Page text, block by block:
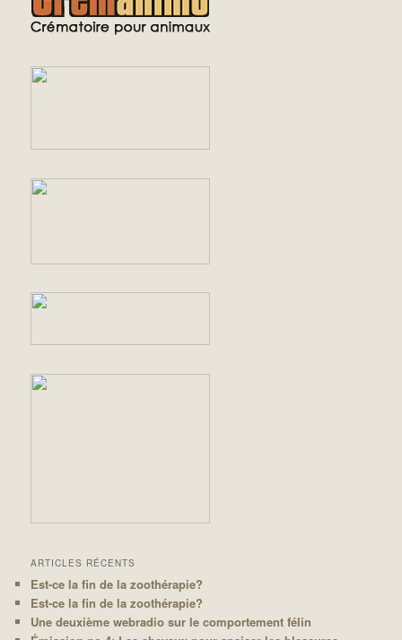
ARTICLES RÉCENTS
Est-ce la fin de la zoothérapie?
Est-ce la fin de la zoothérapie?
Une deuxième webradio sur le comportement félin